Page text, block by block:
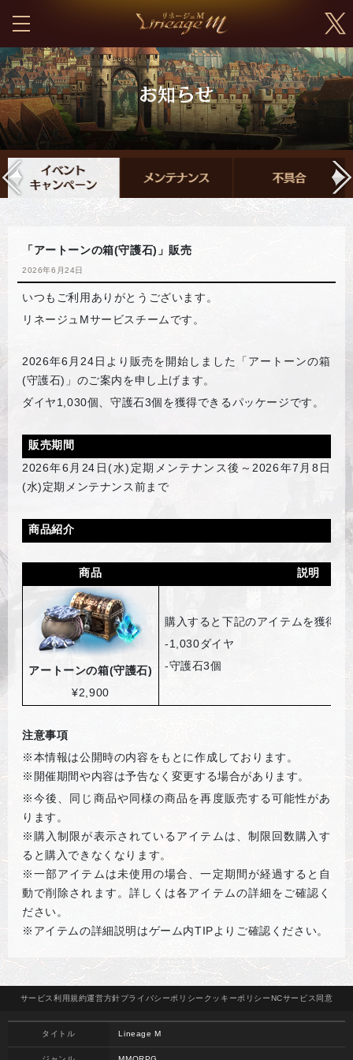
「アートーンの箱(守護石)」販売
2026年6月24日
いつもご利用ありがとうございます。
リネージュMサービスチームです。
2026年6月24日より販売を開始しました「アートーンの箱
(守護石)」のご案内を申し上げます。
ダイヤ1,030個、守護石3個を獲得できるパッケージです。
販売期間
2026年6月24日(水)定期メンテナンス後～2026年7月8日
(水)定期メンテナンス前まで
商品紹介
商品 説明
アートーンの箱(守護石)
¥2,900
購入すると下記のアイテムを獲得
-1,030ダイヤ
-守護石3個
注意事項
※本情報は公開時の内容をもとに作成しております。
※開催期間や内容は予告なく変更する場合があります。
※今後、同じ商品や同様の商品を再度販売する可能性があ
ります。
※購入制限が表示されているアイテムは、制限回数購入す
ると購入できなくなります。
※一部アイテムは未使用の場合、一定期間が経過すると自
動で削除されます。詳しくは各アイテムの詳細をご確認く
ださい。
※アイテムの詳細説明はゲーム内TIPよりご確認ください。
サービス 利用規約運営方針プライバシーポリシー クッキーポリシーNCサービス 同意
タイトル Lineage M